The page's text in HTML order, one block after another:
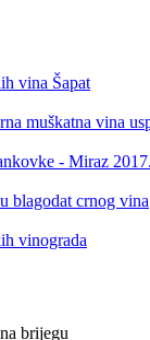
vina Šapat
muškatna vina
- Miraz
blagodat crnog vina
vinograda